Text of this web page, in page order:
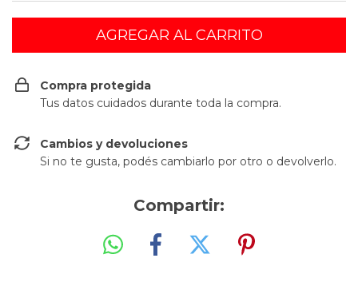
Compra protegida
Tus datos cuidados durante toda la compra.
Cambios y devoluciones
Si no te gusta, podés cambiarlo por otro o devolverlo.
Compartir: